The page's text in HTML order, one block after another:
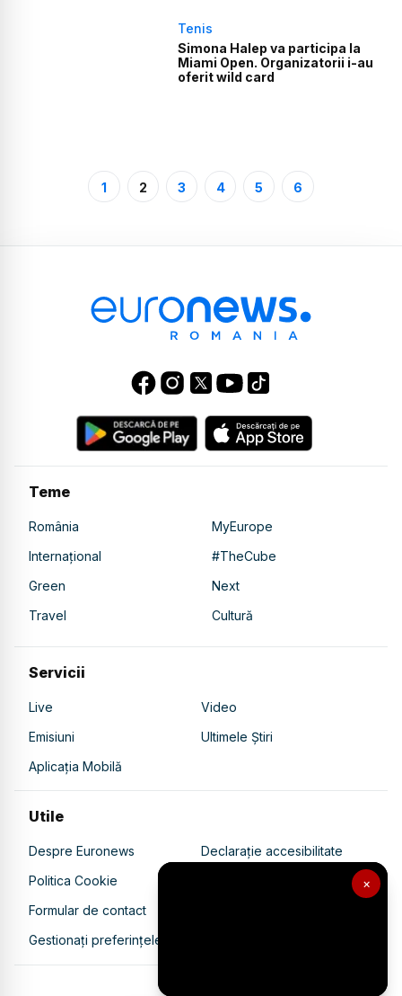
×
Tenis
Simona Halep va participa la
Miami Open. Organizatorii i-au
oferit wild card
1 2 3 4 5 6
Teme
România
MyEurope
Internațional
#TheCube
Green
Next
Travel
Cultură
Servicii
Live
Video
Emisiuni
Ultimele Știri
Aplicația Mobilă
Utile
Despre Euronews
Declarație accesibilitate
Politica Cookie
Politica de confidențialitate
Formular de contact
Gestionați preferințele